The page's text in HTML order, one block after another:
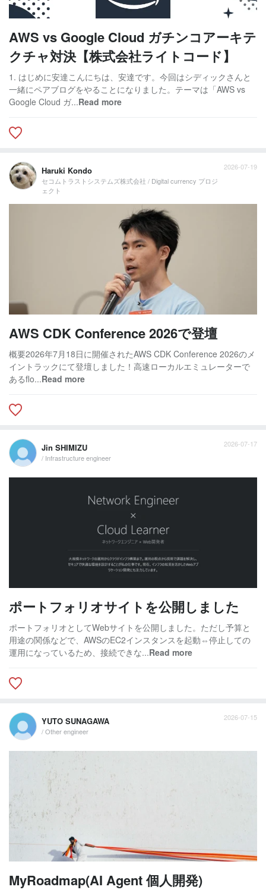
AWS vs Google Cloud ガチンコアーキテ
クチャ対決【株式会社ライトコード】
1. はじめに安達こんにちは、安達です。今回はシディックさんと
一緒にペアブログをやることになりました。テーマは「AWS vs
Google Cloud ガ...Read more
Haruki Kondo
セコムトラストシステムズ株式会社 / Digital currency プロジ
ェクト
2026-07-19
AWS CDK Conference 2026で登壇
概要2026年7月18日に開催されたAWS CDK Conference 2026のメ
イントラックにて登壇しました！高速ローカルエミュレーターで
あるflo...Read more
Jin SHIMIZU
/ Infrastructure engineer
2026-07-17
ポートフォリオサイトを公開しました
ポートフォリオとしてWebサイトを公開しました。ただし予算と
用途の関係などで、AWSのEC2インスタンスを起動⇔停止しての
運用になっているため、接続できな...Read more
YUTO SUNAGAWA
/ Other engineer
2026-07-15
MyRoadmap(AI Agent 個人開発)